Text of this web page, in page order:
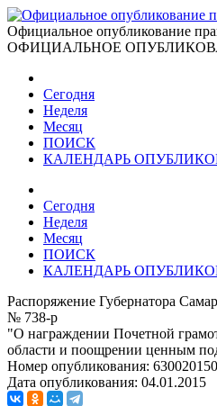
Официальное опубликование
ОФИЦИАЛЬНОЕ
Сегодня
Неделя
Месяц
ПОИСК
КАЛЕНДАРЬ
Сегодня
Неделя
Месяц
ПОИСК
КАЛЕНДАРЬ
Распоряжение Губернатора
№ 738-р
"О награждении Почетной
области и поощрении ценным
Номер опубликования:
Дата опубликования: 04.01.2015